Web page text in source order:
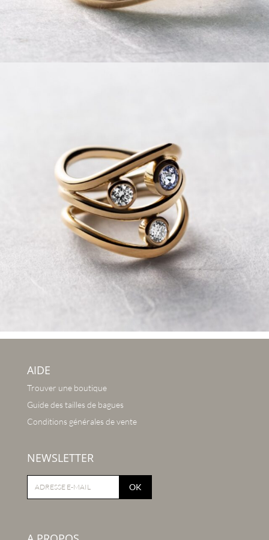
AIDE
Trouver une boutique
Guide des tailles de bagues
Conditions générales de vente
NEWSLETTER
OK